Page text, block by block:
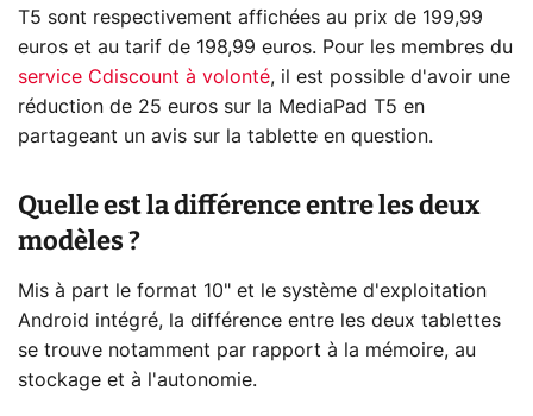
T5 sont respectivement affichées au prix de 199,99
euros et au tarif de 198,99 euros. Pour les membres du
service Cdiscount à volonté, il est possible d'avoir une
réduction de 25 euros sur la MediaPad T5 en
partageant un avis sur la tablette en question.
Quelle est la différence entre les deux
modèles ?
Mis à part le format 10" et le système d'exploitation
Android intégré, la différence entre les deux tablettes
se trouve notamment par rapport à la mémoire, au
stockage et à l'autonomie.